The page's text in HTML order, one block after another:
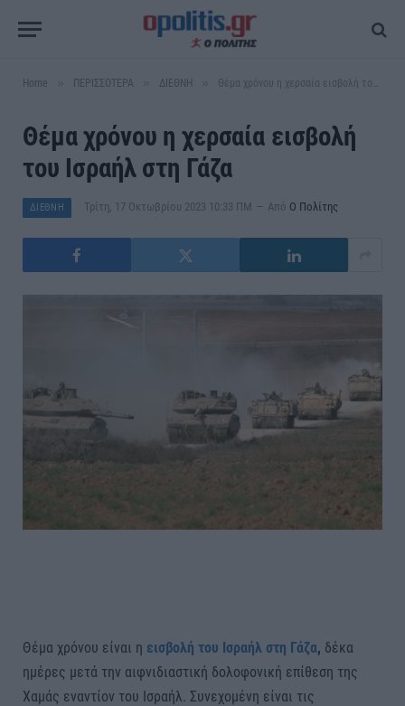
Home ΠΕΡΙΣΣΟΤΕΡΑ ΔΙΕΘΝΗ Θέμα χρόνου η χερσαία εισβολή του Ισραήλ στη Γάζα
Θέμα χρόνου η χερσαία εισβολή
του Ισραήλ στη Γάζα
ΔΙΕΘΝΗ Τρίτη, 17 Οκτωβρίου 2023 10:33 ΠΜ Από Ο Πολίτης
Θέμα χρόνου είναι η εισβολή του Ισραήλ στη Γάζα, δέκα
ημέρες μετά την αιφνιδιαστική δολοφονική επίθεση της
Χαμάς εναντίον του Ισραήλ. Συνεχομένη είναι τις